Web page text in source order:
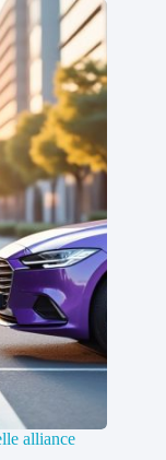
alliance